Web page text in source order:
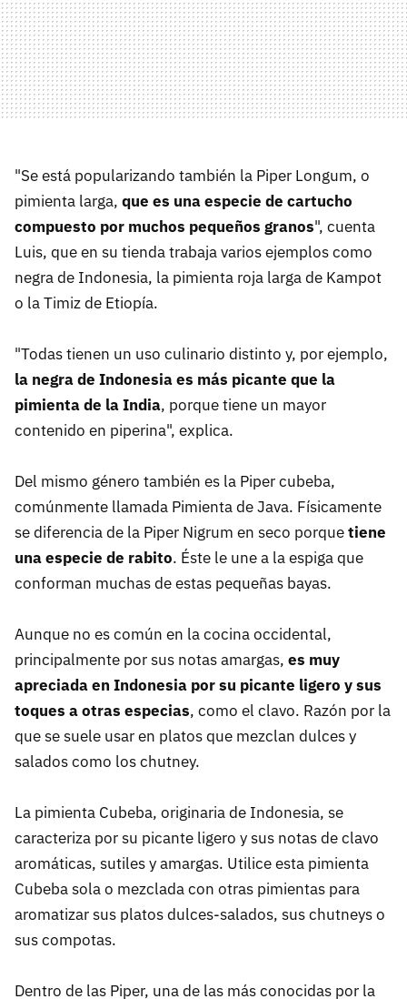
"Se está popularizando también la Piper Longum, o
pimienta larga, que es una especie de cartucho
compuesto por muchos pequeños granos", cuenta
Luis, que en su tienda trabaja varios ejemplos como
negra de Indonesia, la pimienta roja larga de Kampot
o la Timiz de Etiopía.
"Todas tienen un uso culinario distinto y, por ejemplo,
la negra de Indonesia es más picante que la
pimienta de la India, porque tiene un mayor
contenido en piperina", explica.
Del mismo género también es la Piper cubeba,
comúnmente llamada Pimienta de Java. Físicamente
se diferencia de la Piper Nigrum en seco porquetiene
una especie de rabito. Éste le une a la espiga que
conforman muchas de estas pequeñas bayas.
Aunque no es común en la cocina occidental,
principalmente por sus notas amargas, es muy
apreciada en Indonesia por su picante ligero y sus
toques a otras especias, como el clavo. Razón por la
que se suele usar en platos que mezclan dulces y
salados como los chutney.
La pimienta Cubeba, originaria de Indonesia, se
caracteriza por su picante ligero y sus notas de clavo
aromáticas, sutiles y amargas. Utilice esta pimienta
Cubeba sola o mezclada con otras pimientas para
aromatizar sus platos dulces-salados, sus chutneys o
sus compotas.
Dentro de las Piper, una de las más conocidas por la